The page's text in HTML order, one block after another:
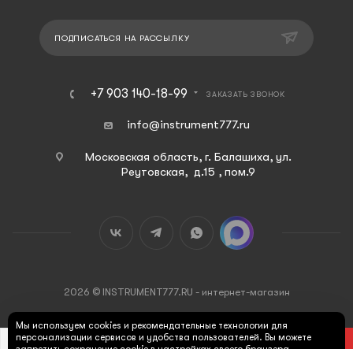
В КОРЗИНУ
ПОДПИСАТЬСЯ НА РАССЫЛКУ
+7 903 140-18-99 ЗАКАЗАТЬ ЗВОНОК
info@instrument777.ru
Московская область, г. Балашиха, ул.
Реутовская, д.15 , пом.9
2026 © INSTRUMENT777.RU - интернет-магазин
Мы используем cookies и рекомендательные технологии для
персонализации сервисов и удобства пользователей. Вы можете